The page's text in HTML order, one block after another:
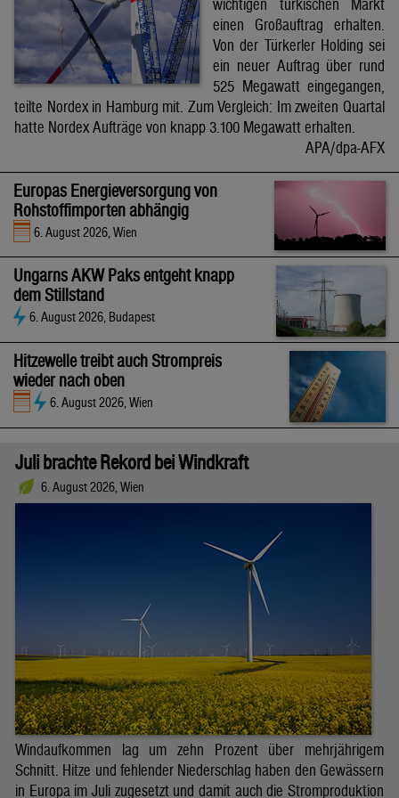
wichtigen türkischen Markt
einen Großauftrag erhalten.
Von der Türkerler Holding sei
ein neuer Auftrag über rund
525 Megawatt eingegangen,
teilte Nordex in Hamburg mit. Zum Vergleich: Im zweiten Quartal
hatte Nordex Aufträge von knapp 3.100 Megawatt erhalten.
APA/dpa-AFX
Europas Energieversorgung von
Rohstoffimporten abhängig
6. August 2026, Wien
Ungarns AKW Paks entgeht knapp
dem Stillstand
6. August 2026, Budapest
Hitzewelle treibt auch Strompreis
wieder nach oben
6. August 2026, Wien
Juli brachte Rekord bei Windkraft
6. August 2026, Wien
Windaufkommen lag um zehn Prozent über mehrjährigem
Schnitt. Hitze und fehlender Niederschlag haben den Gewässern
in Europa im Juli zugesetzt und damit auch die Stromproduktion